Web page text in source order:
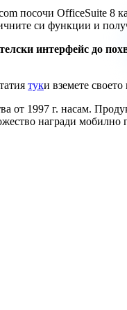
посочи OfficeSuite 8
си функции и
интерфейс до
туки вземете своето
от 1997 г. насам.
награди